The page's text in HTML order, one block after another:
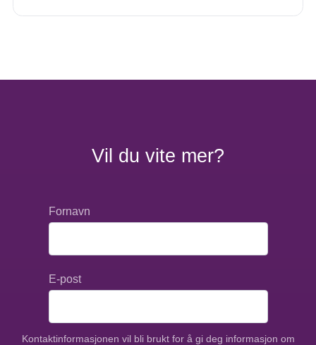
Vil du vite mer?
Fornavn
E-post
Kontaktinformasjonen vil bli brukt for å gi deg informasjon om